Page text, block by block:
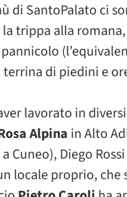
di SantoPalato ci
trippa alla
di piedini e
lavorato in
Alpina in Alto
a Cuneo), Diego
locale proprio,